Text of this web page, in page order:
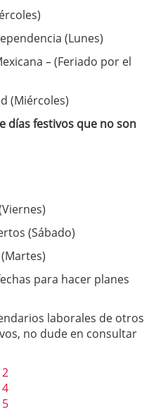
(Lunes)
– (Feriado por el
(Miércoles)
días festivos que no son
(Sábado)
para hacer planes
laborales de otros
no dude en consultar